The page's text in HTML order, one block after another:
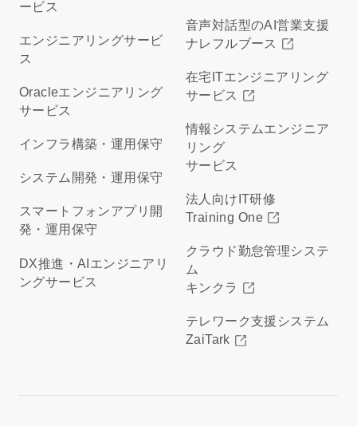
ービス
エンジニアリングサービ
ス
Oracleエンジニアリング
サービス
インフラ構築・運用保守
システム開発・運用保守
スマートフォンアプリ開
発・運用保守
DX推進・AIエンジニアリ
ングサービス
音声対話型のAI営業支援
ナレフルブース
在宅ITエンジニアリング
サービス
情報システムエンジニア
リング
サービス
法人向けIT研修
Training One
クラウド勤怠管理システ
ム
キンクラ
テレワーク支援システム
ZaiTark